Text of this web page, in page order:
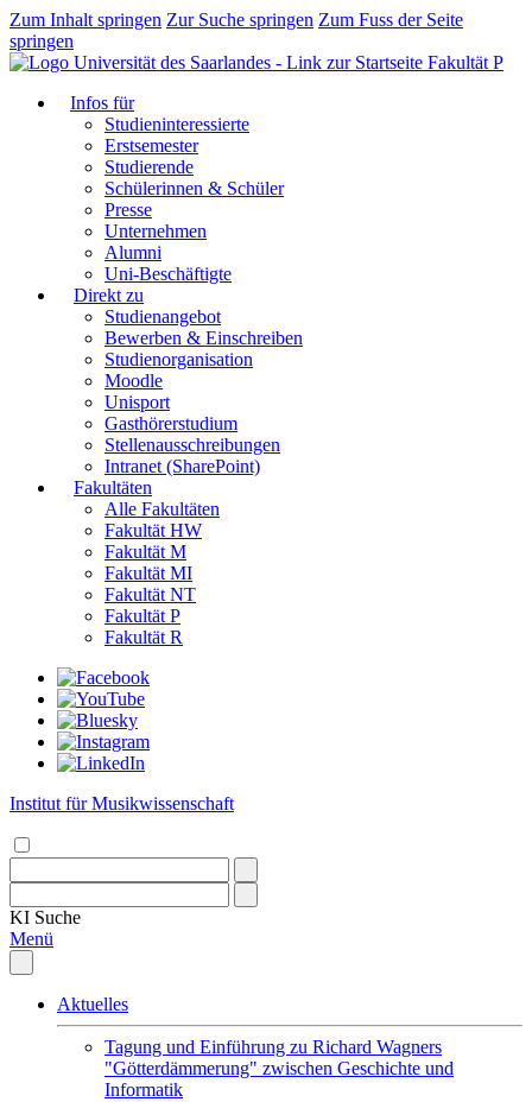
Zum Inhalt springen Zur Suche springen Zum Fuss der Seite
springen
Fakultät P
Infos für
Studieninteressierte
Erstsemester
Studierende
Schülerinnen & Schüler
Presse
Unternehmen
Alumni
Uni-Beschäftigte
Direkt zu
Studienangebot
Bewerben & Einschreiben
Studienorganisation
Moodle
Unisport
Gasthörerstudium
Stellenausschreibungen
Intranet (SharePoint)
Fakultäten
Alle Fakultäten
Fakultät HW
Fakultät M
Fakultät MI
Fakultät NT
Fakultät P
Fakultät R
Institut für Musikwissenschaft
KI Suche
Menü
Aktuelles
Tagung und Einführung zu Richard Wagners
"Götterdämmerung" zwischen Geschichte und
Informatik